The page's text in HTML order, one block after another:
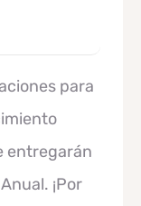
para
entregarán
¡Por